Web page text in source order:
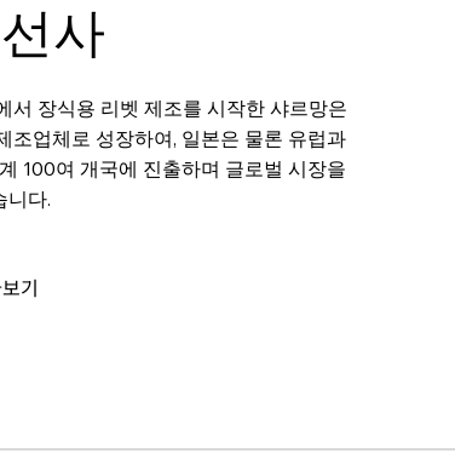
사
서 장식용 리벳 제조를 시작한 샤르망은
조업체로 성장하여, 일본은 물론 유럽과
100여 개국에 진출하며 글로벌 시장을
니다.
기